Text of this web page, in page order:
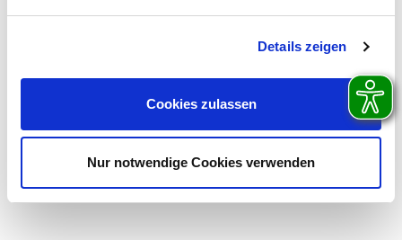
Details zeigen
Cookies zulassen
Nur notwendige Cookies verwenden